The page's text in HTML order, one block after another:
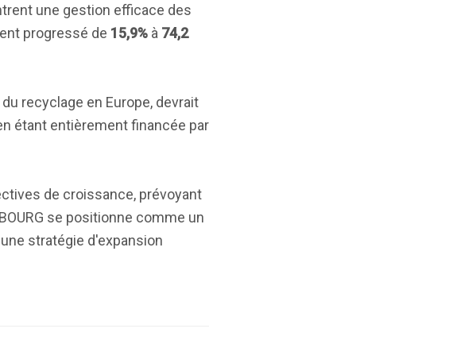
une gestion efficace des
progressé de 15,9% à 74,2
du recyclage en Europe, devrait
étant entièrement financée par
de croissance, prévoyant
se positionne comme un
stratégie d'expansion